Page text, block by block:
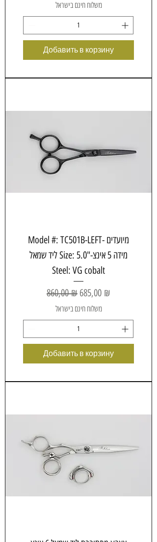
משלוח חינם בישראל
Добавить в корзину
Model #: TC501B-LEFT- מיועדים
ליד שמאל Size: 5.0"-מידה 5 אינצ
Steel: VG cobalt
Обычная цена
860,00 ₪ Цена со скидкой
685,00 ₪
משלוח חינם בישראל
Добавить в корзину